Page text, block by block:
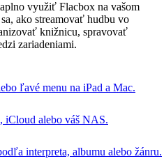
využiť Flacbox na vašom
ako streamovať hudbu vo
knižnicu, spravovať
zariadeniami.
ľavé menu na iPad a Mac.
iCloud alebo váš NAS.
interpreta, albumu alebo žánru.